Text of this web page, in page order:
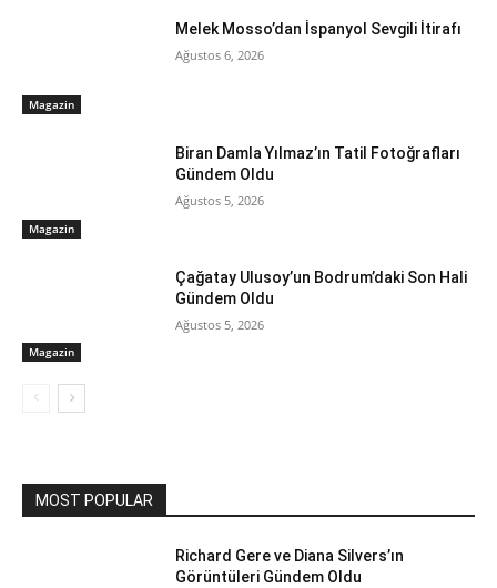
Magazin
Melek Mosso’dan İspanyol Sevgili İtirafı
Ağustos 6, 2026
Magazin
Biran Damla Yılmaz’ın Tatil Fotoğrafları
Gündem Oldu
Ağustos 5, 2026
Magazin
Çağatay Ulusoy’un Bodrum’daki Son Hali
Gündem Oldu
Ağustos 5, 2026
MOST POPULAR
Richard Gere ve Diana Silvers’ın
Görüntüleri Gündem Oldu